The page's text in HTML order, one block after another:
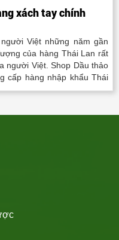
xách tay chính
Việt những năm gần
của hàng Thái Lan rất
người Việt. Shop Dầu thảo
cấp hàng nhập khẩu Thái